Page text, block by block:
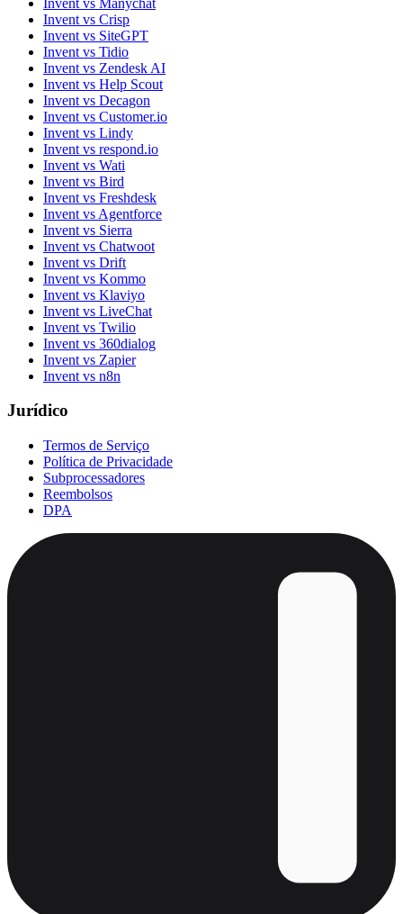
Invent vs Crisp
Invent vs SiteGPT
Invent vs Tidio
Invent vs Zendesk AI
Invent vs Help Scout
Invent vs Decagon
Invent vs Customer.io
Invent vs Lindy
Invent vs respond.io
Invent vs Wati
Invent vs Bird
Invent vs Freshdesk
Invent vs Agentforce
Invent vs Sierra
Invent vs Chatwoot
Invent vs Drift
Invent vs Kommo
Invent vs Klaviyo
Invent vs LiveChat
Invent vs Twilio
Invent vs 360dialog
Invent vs Zapier
Invent vs n8n
Jurídico
Termos de Serviço
Política de Privacidade
Subprocessadores
Reembolsos
DPA